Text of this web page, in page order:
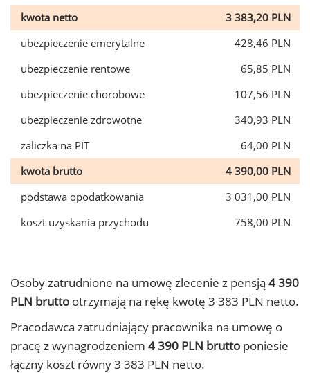
kwota netto
3 383,20 PLN
ubezpieczenie emerytalne
428,46 PLN
ubezpieczenie rentowe
65,85 PLN
ubezpieczenie chorobowe
107,56 PLN
ubezpieczenie zdrowotne
340,93 PLN
zaliczka na PIT
64,00 PLN
kwota brutto
4 390,00 PLN
podstawa opodatkowania
3 031,00 PLN
koszt uzyskania przychodu
758,00 PLN
Osoby zatrudnione na umowę zlecenie z pensją 4 390
PLN brutto otrzymają na rękę kwotę 3 383 PLN netto.
Pracodawca zatrudniający pracownika na umowę o
pracę z wynagrodzeniem 4 390 PLN brutto poniesie
łączny koszt równy 3 383 PLN netto.